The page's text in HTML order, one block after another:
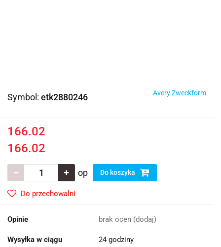
Symbol: etk2880246 Avery Zweckform
166.02
166.02
op Do koszyka
Do przechowalni
Opinie brak ocen (dodaj)
Wysyłka w ciągu 24 godziny